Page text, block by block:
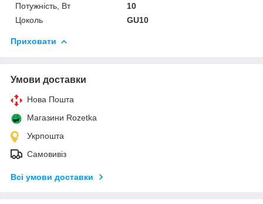
Потужність, Вт
10
Цоколь
GU10
Приховати
Умови доставки
Нова Пошта
Магазини Rozetka
Укрпошта
Самовивіз
Всі умови доставки